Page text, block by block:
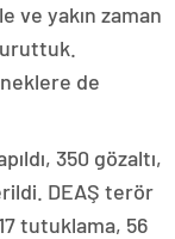
ve yakın zaman
de
350 gözaltı,
DEAŞ terör
tutuklama, 56